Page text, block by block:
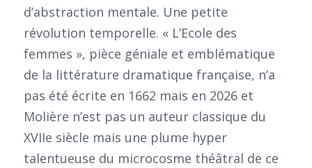
d’abstraction mentale. Une petite
révolution temporelle. « L’Ecole des
femmes », pièce géniale et emblématique
de la littérature dramatique française, n’a
pas été écrite en 1662 mais en 2026 et
Molière n’est pas un auteur classique du
XVIIe siècle mais une plume hyper
talentueuse du microcosme théâtral de ce